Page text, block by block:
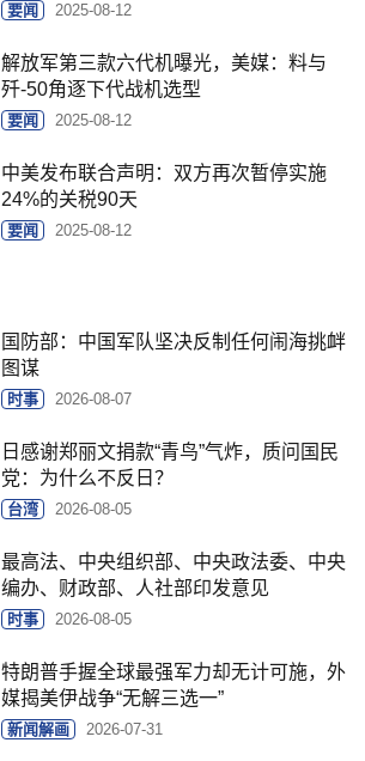
要闻 2025-08-12
解放军第三款六代机曝光，美媒：料与
歼-50角逐下代战机选型
要闻 2025-08-12
中美发布联合声明：双方再次暂停实施
24%的关税90天
要闻 2025-08-12
国防部：中国军队坚决反制任何闹海挑衅
图谋
时事 2026-08-07
日感谢郑丽文捐款“青鸟”气炸，质问国民
党：为什么不反日？
台湾 2026-08-05
最高法、中央组织部、中央政法委、中央
编办、财政部、人社部印发意见
时事 2026-08-05
特朗普手握全球最强军力却无计可施，外
媒揭美伊战争“无解三选一”
新闻解画 2026-07-31